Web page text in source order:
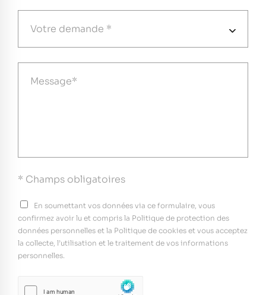
* Champs obligatoires
En soumettant vos données via ce formulaire, vous
confirmez avoir lu et compris la Politique de protection des
données personnelles et la Politique de cookies et vous acceptez
la collecte, l’utilisation et le traitement de vos informations
personnelles.